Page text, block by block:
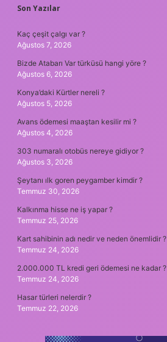
SIDEBAR
Son Yazılar
Kaç çeşit çalgı var ?
Ağustos 7, 2026
Bizde Atabarı Var türküsü hangi yöre ?
Ağustos 6, 2026
Konya’daki Kürtler nereli ?
Ağustos 5, 2026
Avans ödemesi maaştan kesilir mi ?
Ağustos 4, 2026
303 numaralı otobüs nereye gidiyor ?
Ağustos 3, 2026
Şeytanı ılk goren peygamber kimdir ?
Temmuz 30, 2026
Kalkınma hisse ne iş yapar ?
Temmuz 25, 2026
Kart sahibinin adı nedir ve neden önemlidir ?
Temmuz 24, 2026
2.000.000 TL kredi geri ödemesi ne kadar ?
Temmuz 24, 2026
Hasar türleri nelerdir ?
Temmuz 22, 2026